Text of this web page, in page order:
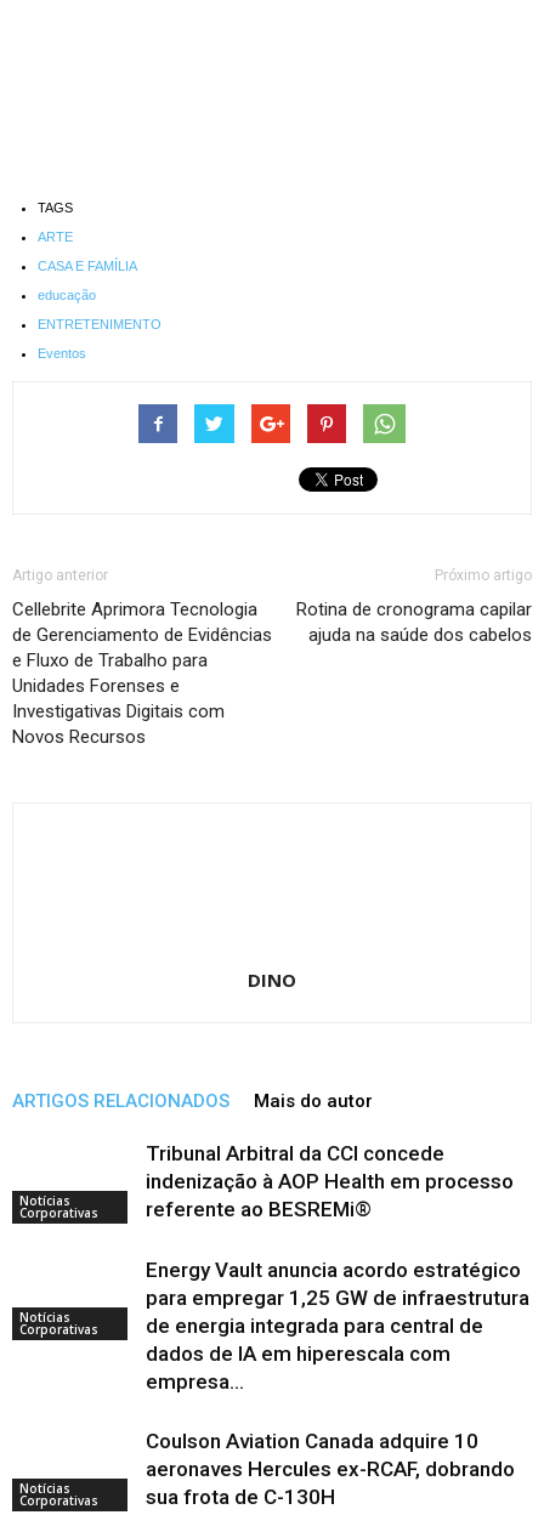
TAGS
ARTE
CASA E FAMÍLIA
educação
ENTRETENIMENTO
Eventos
Artigo anterior
Cellebrite Aprimora Tecnologia
de Gerenciamento de Evidências
e Fluxo de Trabalho para
Unidades Forenses e
Investigativas Digitais com
Novos Recursos
Próximo artigo
Rotina de cronograma capilar
ajuda na saúde dos cabelos
DINO
ARTIGOS RELACIONADOS Mais do autor
Notícias
Corporativas
Tribunal Arbitral da CCI concede
indenização à AOP Health em processo
referente ao BESREMi®
Notícias
Corporativas
Energy Vault anuncia acordo estratégico
para empregar 1,25 GW de infraestrutura
de energia integrada para central de
dados de IA em hiperescala com
empresa...
Notícias
Corporativas
Coulson Aviation Canada adquire 10
aeronaves Hercules ex-RCAF, dobrando
sua frota de C-130H